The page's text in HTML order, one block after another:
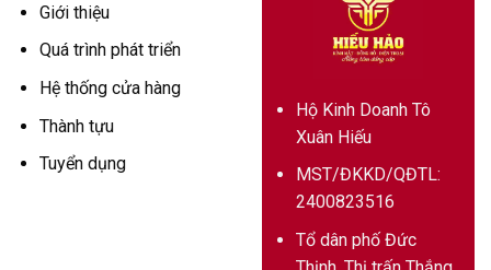
Giới thiệu
Quá trình phát triển
Hệ thống cửa hàng
Thành tựu
Tuyển dụng
Hộ Kinh Doanh Tô
Xuân Hiếu
MST/ĐKKD/QĐTL:
2400823516
Tổ dân phố Đức